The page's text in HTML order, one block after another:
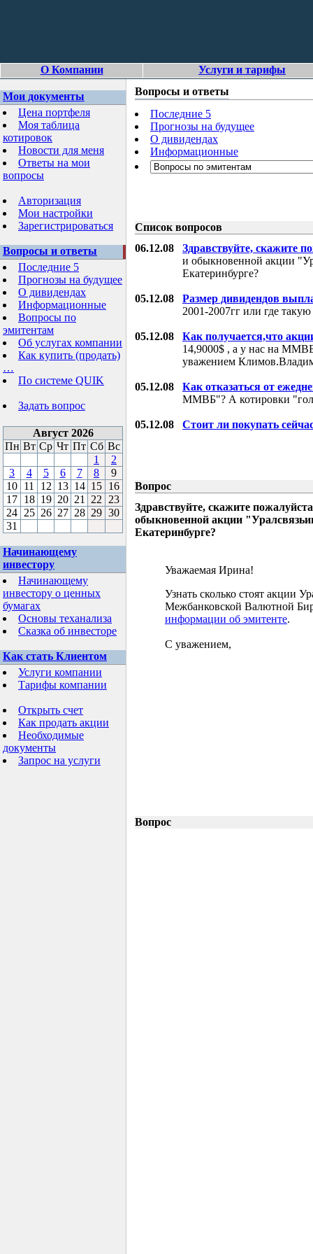
О Компании Услуги и тарифы
Мои документы
Цена портфеля
Моя таблица
котировок
Новости для меня
Ответы на мои
вопросы
Авторизация
Мои настройки
Зарегистрироваться
Вопросы и ответы
Последние 5
Прогнозы на будущее
О дивидендах
Информационные
Вопросы по
эмитентам
Об услугах компании
Как купить (продать)
…
По системе QUIK
Задать вопрос
Август 2026
Пн Вт Ср Чт Пт Сб Вс
1
2
3
4 5 6 7 8
9
10 11 12 13 14 15 16
17 18 19 20 21 22
23
24 25 26 27 28 29 30
31
Начинающему
инвестору
Начинающему
инвестору о ценных
бумагах
Основы теханализа
Сказка об инвесторе
Как стать Клиентом
Услуги компании
Тарифы компании
Открыть счет
Как продать акции
Необходимые
документы
Запрос на услуги
Вопросы и ответы
Последние 5
Прогнозы на будущее
О дивидендах
Информационные
Список вопросов
06.12.08 Здравствуйте, скажите
и обыкновенной акции
Екатеринбурге?
05.12.08
Размер дивидендов
2001-2007гг или где
05.12.08
Как получается,что
14,9000$ , а у нас на
уважением
05.12.08
Как отказаться от
ММВБ"? А котировки
05.12.08 Стоит ли покупать
Вопрос
Здравствуйте, скажите
обыкновенной акции
Екатеринбурге?
Уважаемая Ирина!
Узнать сколько стоят акции
Межбанковской Валютной
информации об эмитенте.
С уважением,
Вопрос